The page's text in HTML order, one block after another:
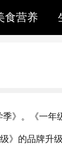
食营养
》。《一
》的品牌升